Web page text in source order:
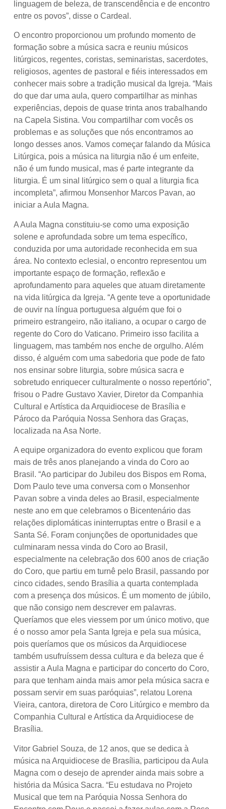
linguagem de beleza, de transcendência e de encontro
entre os povos”, disse o Cardeal.
O encontro proporcionou um profundo momento de
formação sobre a música sacra e reuniu músicos
litúrgicos, regentes, coristas, seminaristas, sacerdotes,
religiosos, agentes de pastoral e fiéis interessados em
conhecer mais sobre a tradição musical da Igreja. “Mais
do que dar uma aula, quero compartilhar as minhas
experiências, depois de quase trinta anos trabalhando
na Capela Sistina. Vou compartilhar com vocês os
problemas e as soluções que nós encontramos ao
longo desses anos. Vamos começar falando da Música
Litúrgica, pois a música na liturgia não é um enfeite,
não é um fundo musical, mas é parte integrante da
liturgia. É um sinal litúrgico sem o qual a liturgia fica
incompleta”, afirmou Monsenhor Marcos Pavan, ao
iniciar a Aula Magna.
A Aula Magna constituiu-se como uma exposição
solene e aprofundada sobre um tema específico,
conduzida por uma autoridade reconhecida em sua
área. No contexto eclesial, o encontro representou um
importante espaço de formação, reflexão e
aprofundamento para aqueles que atuam diretamente
na vida litúrgica da Igreja. “A gente teve a oportunidade
de ouvir na língua portuguesa alguém que foi o
primeiro estrangeiro, não italiano, a ocupar o cargo de
regente do Coro do Vaticano. Primeiro isso facilita a
linguagem, mas também nos enche de orgulho. Além
disso, é alguém com uma sabedoria que pode de fato
nos ensinar sobre liturgia, sobre música sacra e
sobretudo enriquecer culturalmente o nosso repertório”,
frisou o Padre Gustavo Xavier, Diretor da Companhia
Cultural e Artística da Arquidiocese de Brasília e
Pároco da Paróquia Nossa Senhora das Graças,
localizada na Asa Norte.
A equipe organizadora do evento explicou que foram
mais de três anos planejando a vinda do Coro ao
Brasil. “Ao participar do Jubileu dos Bispos em Roma,
Dom Paulo teve uma conversa com o Monsenhor
Pavan sobre a vinda deles ao Brasil, especialmente
neste ano em que celebramos o Bicentenário das
relações diplomáticas ininterruptas entre o Brasil e a
Santa Sé. Foram conjunções de oportunidades que
culminaram nessa vinda do Coro ao Brasil,
especialmente na celebração dos 600 anos de criação
do Coro, que partiu em turnê pelo Brasil, passando por
cinco cidades, sendo Brasília a quarta contemplada
com a presença dos músicos. É um momento de júbilo,
que não consigo nem descrever em palavras.
Queríamos que eles viessem por um único motivo, que
é o nosso amor pela Santa Igreja e pela sua música,
pois queríamos que os músicos da Arquidiocese
também usufruíssem dessa cultura e da beleza que é
assistir a Aula Magna e participar do concerto do Coro,
para que tenham ainda mais amor pela música sacra e
possam servir em suas paróquias”, relatou Lorena
Vieira, cantora, diretora de Coro Litúrgico e membro da
Companhia Cultural e Artística da Arquidiocese de
Brasília.
Vitor Gabriel Souza, de 12 anos, que se dedica à
música na Arquidiocese de Brasília, participou da Aula
Magna com o desejo de aprender ainda mais sobre a
história da Música Sacra. “Eu estudava no Projeto
Musical que tem na Paróquia Nossa Senhora do